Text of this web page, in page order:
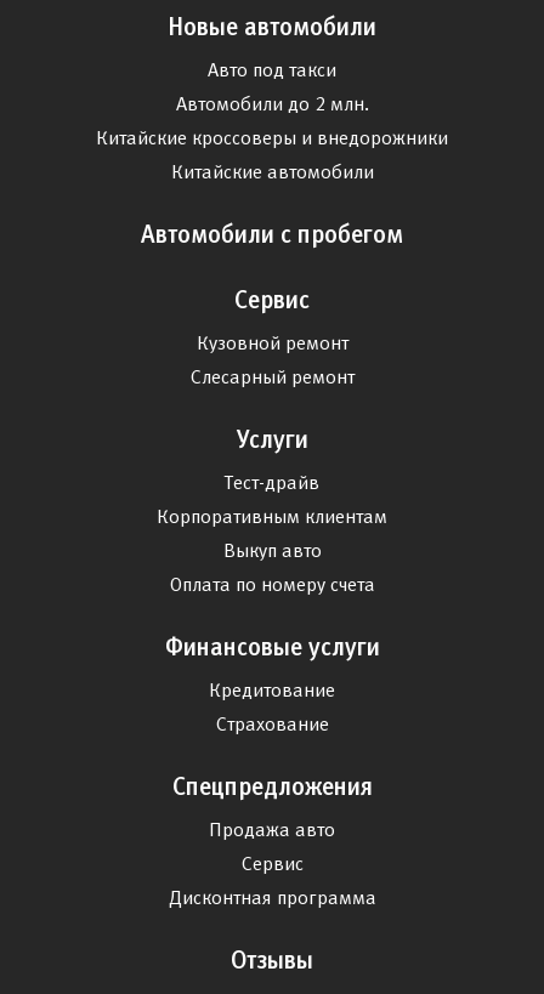
Новые автомобили
Авто под такси
Автомобили до 2 млн.
Китайские кроссоверы и внедорожники
Китайские автомобили
Автомобили с пробегом
Сервис
Кузовной ремонт
Слесарный ремонт
Услуги
Тест-драйв
Корпоративным клиентам
Выкуп авто
Оплата по номеру счета
Финансовые услуги
Кредитование
Страхование
Спецпредложения
Продажа авто
Сервис
Дисконтная программа
Отзывы